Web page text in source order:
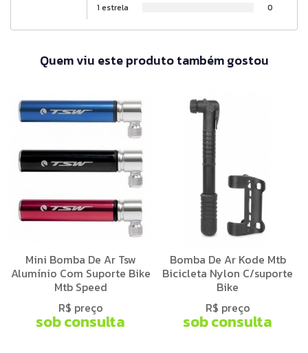
1 estrela
0
Quem viu este produto também gostou
Mini Bomba De Ar Tsw
Alumínio Com Suporte Bike
Mtb Speed
R$ preço
sob consulta
Bomba De Ar Kode Mtb
Bicicleta Nylon C/suporte
Bike
R$ preço
sob consulta